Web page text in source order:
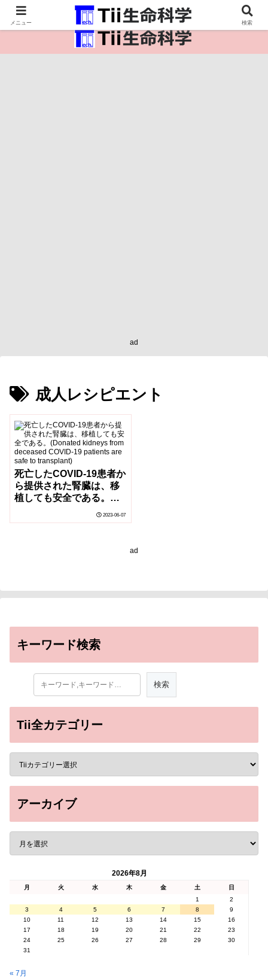
医療保健・生命・生物の情報インフラ。
ad
成人レシピエント
死亡したCOVID-19患者か
ら提供された腎臓は、移
植しても安全である。
(Donated kidneys from
deceased COVID-19
2023-06-07
ad
キーワード検索
Tii全カテゴリー
アーカイブ
2026年8月
月 火 水 木 金 土
日
1
2
3
4 5 6 7 8
9
10
11 12 13 14 15
16
17
18 19 20 21 22
23
24
25 26 27 28 29
30
31
« 7月
メニュー 検索